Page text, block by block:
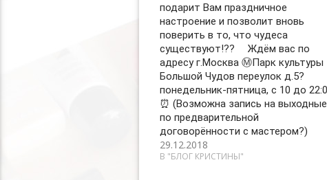
подарит Вам праздничное
настроение и позволит вновь
поверить в то, что чудеса
существуют!?? ⠀ Ждём вас по
адресу г.Москва Ⓜ️Парк культуры
Большой Чудов переулок д.5?
понедельник-пятница, с 10 до
⏰ (Возможна запись на выходные
по предварительной
договорённости с мастером?)
29.12.2018
В "БЛОГ КРИСТИНЫ"